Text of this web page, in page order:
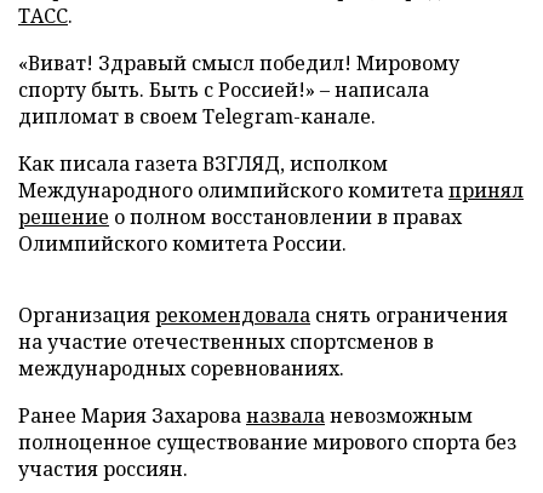
ТАСС.
«Виват! Здравый смысл победил! Мировому
спорту быть. Быть с Россией!» – написала
дипломат в своем Тelegram-канале.
Как писала газета ВЗГЛЯД, исполком
Международного олимпийского комитетапринял
решение о полном восстановлении в правах
Олимпийского комитета России.
Организациярекомендовала снять ограничения
на участие отечественных спортсменов в
международных соревнованиях.
Ранее Мария Захарованазваланевозможным
полноценное существование мирового спорта без
участия россиян.